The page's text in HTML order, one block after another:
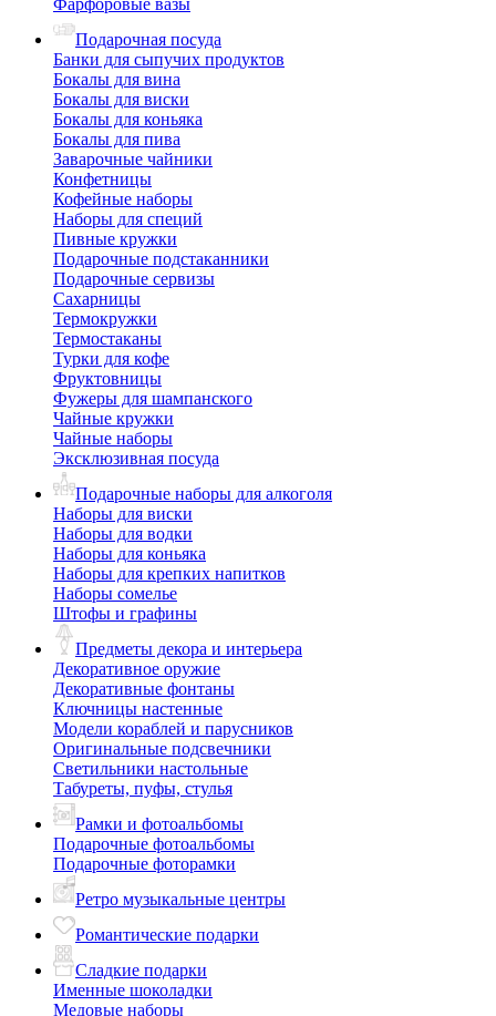
Фарфоровые вазы
Подарочная посуда
Банки для сыпучих продуктов
Бокалы для вина
Бокалы для виски
Бокалы для коньяка
Бокалы для пива
Заварочные чайники
Конфетницы
Кофейные наборы
Наборы для специй
Пивные кружки
Подарочные подстаканники
Подарочные сервизы
Сахарницы
Термокружки
Термостаканы
Турки для кофе
Фруктовницы
Фужеры для шампанского
Чайные кружки
Чайные наборы
Эксклюзивная посуда
Подарочные наборы для алкоголя
Наборы для виски
Наборы для водки
Наборы для коньяка
Наборы для крепких напитков
Наборы сомелье
Штофы и графины
Предметы декора и интерьера
Декоративное оружие
Декоративные фонтаны
Ключницы настенные
Модели кораблей и парусников
Оригинальные подсвечники
Светильники настольные
Табуреты, пуфы, стулья
Рамки и фотоальбомы
Подарочные фотоальбомы
Подарочные фоторамки
Ретро музыкальные центры
Романтические подарки
Сладкие подарки
Именные шоколадки
Медовые наборы